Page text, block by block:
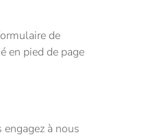
de
en pied de page
à nous